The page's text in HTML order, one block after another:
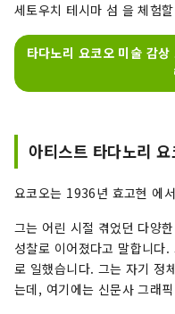
세토우치 테시마 섬 을 체험
타다노리 요코오 미술 감
아티스트 타다노리
요코오는 1936년 효고현 에
그는 어린 시절 겪었던 다양
성찰로 이어졌다고 말합니다
로 일했습니다. 그는 자기 정
는데, 여기에는 신문사 그래